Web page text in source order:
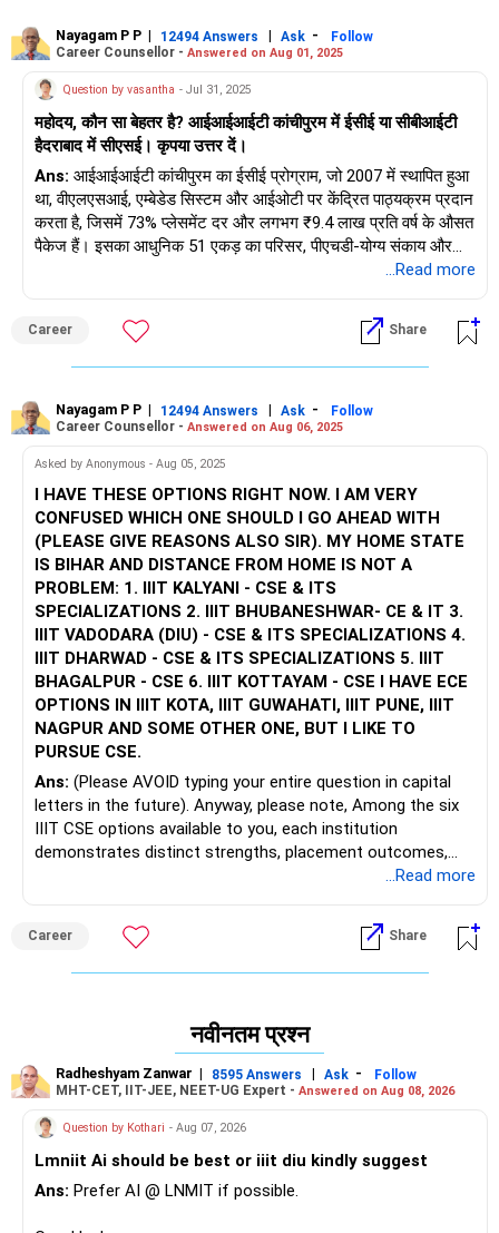
Nayagam P P | 12494 Answers | Ask -
Follow
Career Counsellor - Answered on Aug 01, 2025
Question by vasantha - Jul 31, 2025
महोदय, कौन सा बेहतर है? आईआईआईटी कांचीपुरम में ईसीई या सीबीआईटी
हैदराबाद में सीएसई। कृपया उत्तर दें।
Ans: आईआईआईटी कांचीपुरम का ईसीई प्रोग्राम, जो 2007 में स्थापित हुआ
था, वीएलएसआई, एम्बेडेड सिस्टम और आईओटी पर केंद्रित पाठ्यक्रम प्रदान
करता है, जिसमें 73% प्लेसमेंट दर और लगभग ₹9.4 लाख प्रति वर्ष के औसत
पैकेज हैं। इसका आधुनिक 51 एकड़ का परिसर, पीएचडी-योग्य संकाय और
मजबूत शोध परियोजनाएं गहन तकनीकी विशेषज्ञता सुनिश्चित करती हैं। इसके
हुई थी, 85-90% प्लेसमेंट दर और लगभग ₹8 लाख प्रति वर्ष के औसत पैकेज
का दावा करता है, जिसमें अमेज़न, इंफोसिस और माइक्रोसॉफ्ट जैसे शीर्ष
भर्तीकर्ता शामिल हैं। एआईसीटीई और एनएएसी 'ए+' से मान्यता प्राप्त,
नेटवर्क और शहरी अनुभव को जोड़ता है, हालांकि इसका पुराना बुनियादी ढांचा
आईआईआईटी की अत्याधुनिक प्रयोगशालाओं के विपरीत है।
शहरी उद्योग एकीकरण का लक्ष्य रखते हैं, तो CBIT हैदराबाद CSE चुनें। अगर
आप विशिष्ट हार्डवेयर और IoT विशेषज्ञता, शोध के अवसर और एक सुसंगठित
परिसर वातावरण चाहते हैं, तो IIIT कांचीपुरम ECE चुनें। एक समृद्ध भविष्य के
लिए शुभकामनाएँ!
"करियर | पैसा | स्वास्थ्य | रिश्ते" के बारे में अधिक जानने के लिए
RediffGURUS को फ़ॉलो करें।
...Read more
Career Share
Nayagam P P | 12494 Answers | Ask -
Follow
Career Counsellor - Answered on Aug 06, 2025
Asked by Anonymous - Aug 05, 2025
I HAVE THESE OPTIONS RIGHT NOW. I AM VERY
CONFUSED WHICH ONE SHOULD I GO AHEAD WITH
(PLEASE GIVE REASONS ALSO SIR). MY HOME STATE
IS BIHAR AND DISTANCE FROM HOME IS NOT A
PROBLEM: 1. IIIT KALYANI - CSE & ITS
SPECIALIZATIONS 2. IIIT BHUBANESHWAR- CE & IT 3.
IIIT VADODARA (DIU) - CSE & ITS SPECIALIZATIONS 4.
IIIT DHARWAD - CSE & ITS SPECIALIZATIONS 5. IIIT
BHAGALPUR - CSE 6. IIIT KOTTAYAM - CSE I HAVE ECE
OPTIONS IN IIIT KOTA, IIIT GUWAHATI, IIIT PUNE, IIIT
NAGPUR AND SOME OTHER ONE, BUT I LIKE TO
PURSUE CSE.
Ans: (Please AVOID typing your entire question in capital
letters in the future). Anyway, please note, Among the six
IIIT CSE options available to you, each institution
demonstrates distinct strengths, placement outcomes,
with impressive placement consistency, recording 89.33%
placement rates in 2024 with an outstanding highest
package and solid infrastructure development, backed by
emerges as the placement champion with remarkable 88%
placement rates, 219 job offers to 178 students, and
strong international exposure through partnerships with
comprehensive academic support systems and modern
laboratory facilities. IIIT Bhubaneswar, despite offering CE
and IT rather than pure CSE, maintains its reputation with
85.5% placement rates, strong alumni networks, and
established industry connections, though its median
...Read more
Career Share
नवीनतम प्रश्न
Radheshyam Zanwar | 8595 Answers | Ask -
Follow
MHT-CET, IIT-JEE, NEET-UG Expert - Answered on Aug 08, 2026
Question by Kothari - Aug 07, 2026
Lmniit Ai should be best or iiit diu kindly suggest
Ans: Prefer AI @ LNMIT if possible.